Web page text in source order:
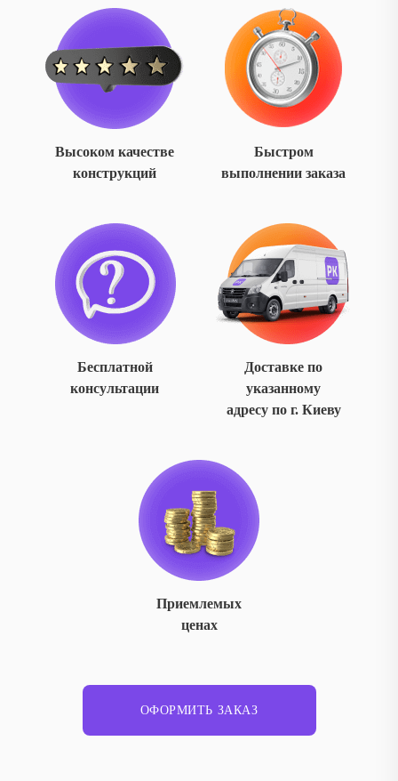
Высоком качестве
конструкций
Быстром
выполнении заказа
Бесплатной
консультации
Доставке по
указанному
адресу по г. Киеву
Приемлемых
ценах
ОФОРМИТЬ ЗАКАЗ